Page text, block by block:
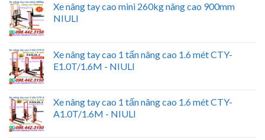
Xe nâng tay cao mini 260kg nâng cao 900mm
NIULI
Xe nâng tay cao 1 tấn nâng cao 1.6 mét CTY-
E1.0T/1.6M - NIULI
Xe nâng tay cao 1 tấn nâng cao 1.6 mét CTY-
A1.0T/1.6M - NIULI